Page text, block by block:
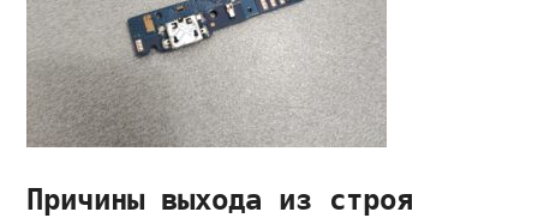
Причины выхода из строя